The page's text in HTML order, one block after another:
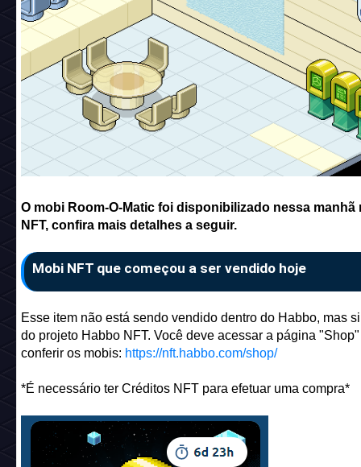
O mobi Room-O-Matic foi disponibilizado nessa manhã
NFT, confira mais detalhes a seguir.
Mobi NFT que começou a ser vendido hoje
Esse item não está sendo vendido dentro do Habbo, mas
do projeto Habbo NFT. Você deve acessar a página
conferir os mobis: https://nft.habbo.com/shop/
*É necessário ter Créditos NFT para efetuar uma compra*